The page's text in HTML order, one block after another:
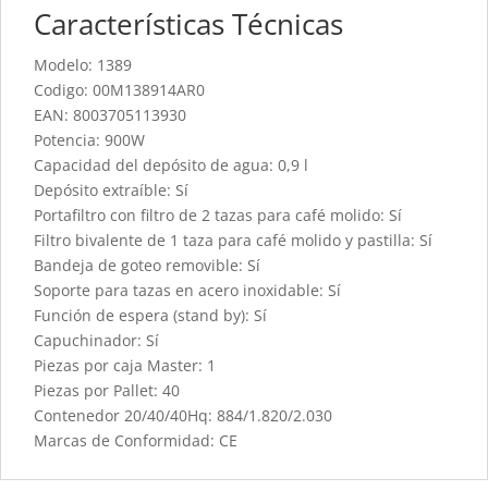
Características Técnicas
Modelo: 1389
Codigo: 00M138914AR0
EAN: 8003705113930
Potencia: 900W
Capacidad del depósito de agua: 0,9 l
Depósito extraíble: Sí
Portafiltro con filtro de 2 tazas para café molido: Sí
Filtro bivalente de 1 taza para café molido y pastilla: Sí
Bandeja de goteo removible: Sí
Soporte para tazas en acero inoxidable: Sí
Función de espera (stand by): Sí
Capuchinador: Sí
Piezas por caja Master: 1
Piezas por Pallet: 40
Contenedor 20/40/40Hq: 884/1.820/2.030
Marcas de Conformidad: CE